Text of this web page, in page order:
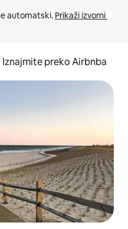
automatski. Prikaži izvorni
Iznajmite preko Airbnba